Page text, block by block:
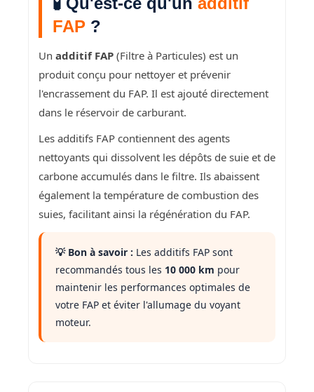
FAP ?
Un additif FAP (Filtre à Particules) est un
produit conçu pour nettoyer et prévenir
l'encrassement du FAP. Il est ajouté directement
dans le réservoir de carburant.
Les additifs FAP contiennent des agents
nettoyants qui dissolvent les dépôts de suie et de
carbone accumulés dans le filtre. Ils abaissent
également la température de combustion des
suies, facilitant ainsi la régénération du FAP.
💡 Bon à savoir : Les additifs FAP sont
recommandés tous les 10 000 km pour
maintenir les performances optimales de
votre FAP et éviter l'allumage du voyant
moteur.